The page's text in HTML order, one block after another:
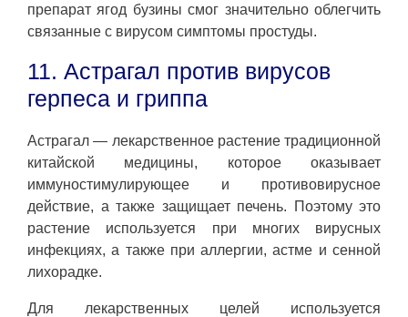
препарат ягод бузины смог значительно облегчить
связанные с вирусом симптомы простуды.
11. Астрагал против вирусов
герпеса и гриппа
Астрагал — лекарственное растение традиционной
китайской медицины, которое оказывает
иммуностимулирующее и противовирусное
действие, а также защищает печень. Поэтому это
растение используется при многих вирусных
инфекциях, а также при аллергии, астме и сенной
лихорадке.
Для лекарственных целей используется